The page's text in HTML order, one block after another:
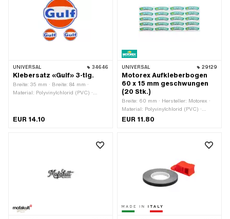
UNIVERSAL 34646
Klebersatz «Gulf» 3-tlg.
Breite: 35 mm · Breite: 84 mm ·
Material: Polyvinylchlorid (PVC) ·
blau · Farbe: orange · Farbe: weiss ·
EUR 14.10
UNIVERSAL 29129
Motorex Aufkleberbogen
60 x 15 mm geschwungen
(20 Stk.)
Breite: 60 mm · Hersteller: Motorex ·
Material: Polyvinylchlorid (PVC) ·
Verwendungsort: Universal ·
benzinbeständig · Transferfolie: Nein
EUR 11.80